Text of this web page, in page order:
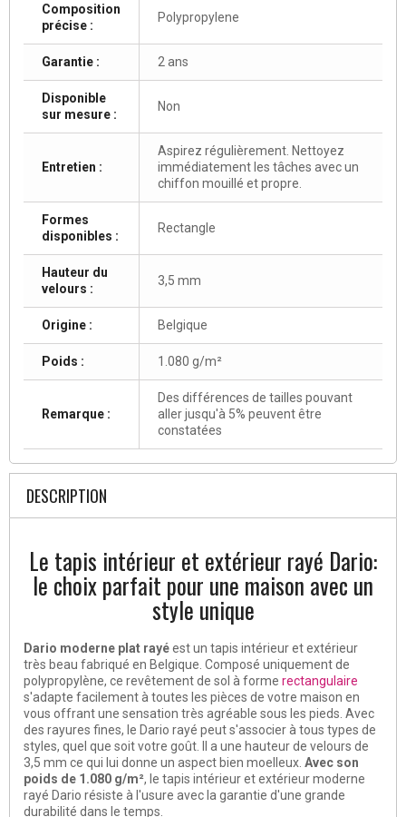
Composition
précise :
Polypropylene
Garantie : 2 ans
Disponible
sur mesure :
Non
Entretien :
Aspirez régulièrement. Nettoyez
immédiatement les tâches avec un
chiffon mouillé et propre.
Formes
disponibles :
Rectangle
Hauteur du
velours :
3,5 mm
Origine : Belgique
Poids : 1.080 g/m²
Remarque :
Des différences de tailles pouvant
aller jusqu'à 5% peuvent être
constatées
DESCRIPTION
Le tapis intérieur et extérieur rayé Dario:
le choix parfait pour une maison avec un
style unique
Dario moderne plat rayéest un tapis intérieur et extérieur
très beau fabriqué en Belgique. Composé uniquement de
polypropylène, ce revêtement de sol à forme rectangulaire
s'adapte facilement à toutes les pièces de votre maison en
vous offrant une sensation très agréable sous les pieds. Avec
des rayures fines, le Dario rayé peut s'associer à tous types de
styles, quel que soit votre goût. Il a une hauteur de velours de
3,5 mm ce qui lui donne un aspect bien moelleux. Avec son
poids de 1.080 g/m², le tapis intérieur et extérieur moderne
rayé Dario résiste à l'usure avec la garantie d'une grande
durabilité dans le temps.